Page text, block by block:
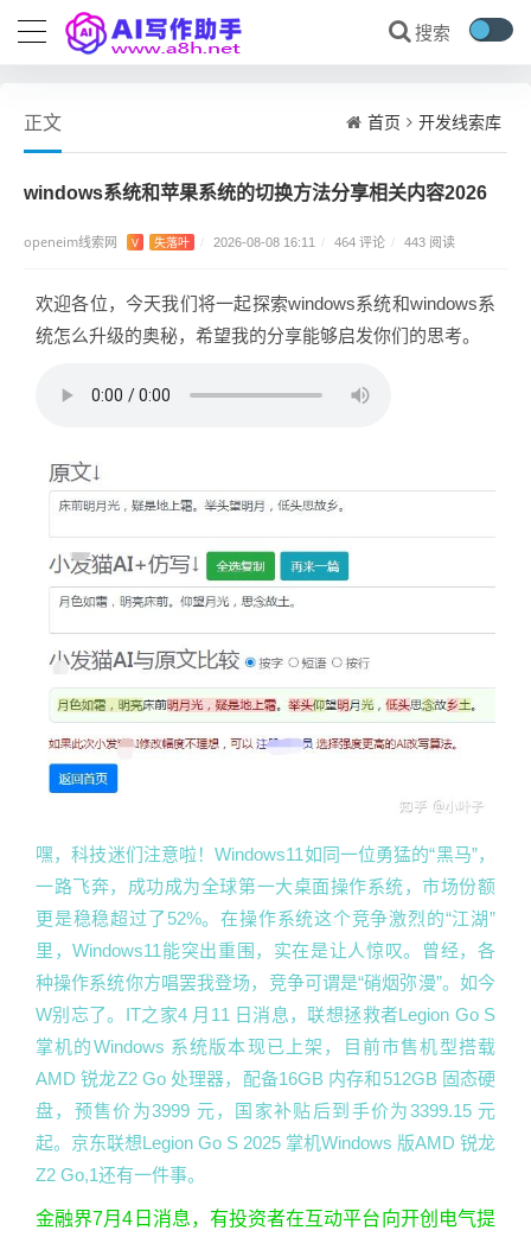
正文 首页 开发线索库
windows系统和苹果系统的切换方法分享相关内容2026
openeim线索网 V 失落叶 / 2026-08-08 16:11 / 464 评论 / 443 阅读
欢迎各位，今天我们将一起探索windows系统和windows系
统怎么升级的奥秘，希望我的分享能够启发你们的思考。
嘿，科技迷们注意啦！Windows11如同一位勇猛的“黑马”，
一路飞奔，成功成为全球第一大桌面操作系统，市场份额
更是稳稳超过了52%。在操作系统这个竞争激烈的“江湖”
里，Windows11能突出重围，实在是让人惊叹。曾经，各
种操作系统你方唱罢我登场，竞争可谓是“硝烟弥漫”。如今
W别忘了。IT之家4 月11 日消息，联想拯救者Legion Go S
掌机的Windows 系统版本现已上架，目前市售机型搭载
AMD 锐龙Z2 Go 处理器，配备16GB 内存和512GB 固态硬
盘，预售价为3999 元，国家补贴后到手价为3399.15 元
起。京东联想Legion Go S 2025 掌机Windows 版AMD 锐龙
Z2 Go,1还有一件事。
金融界7月4日消息，有投资者在互动平台向开创电气提